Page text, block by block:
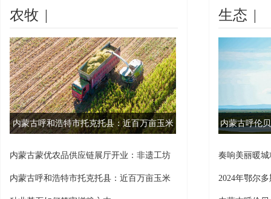
农牧 |
内蒙古呼和浩特市托克托县：近百万亩玉米
内蒙古蒙优农品供应链展厅开业：非遗工坊
入驻
内蒙古呼和浩特市托克托县：近百万亩玉米
迎来
生态 |
内蒙古呼伦
奏响美丽暖
市
2024年鄂尔
实